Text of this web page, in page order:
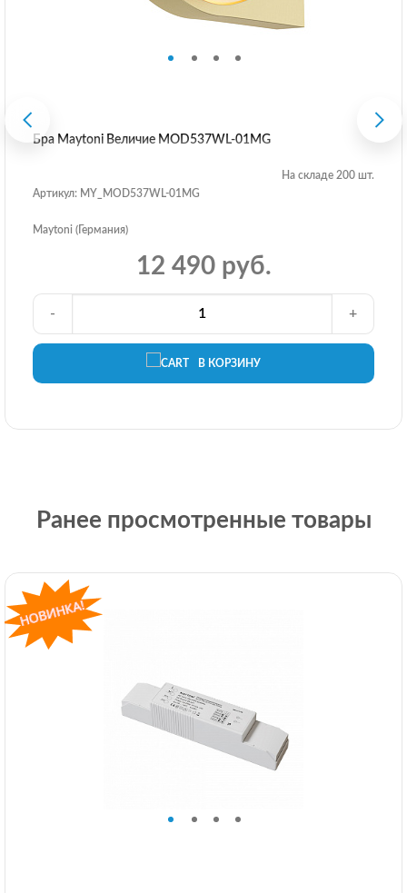
Бра Maytoni Величие MOD537WL-01MG
На складе 200 шт.
Артикул: MY_MOD537WL-01MG
Maytoni (Германия)
12 490 руб.
В КОРЗИНУ
- +
Ранее просмотренные товары